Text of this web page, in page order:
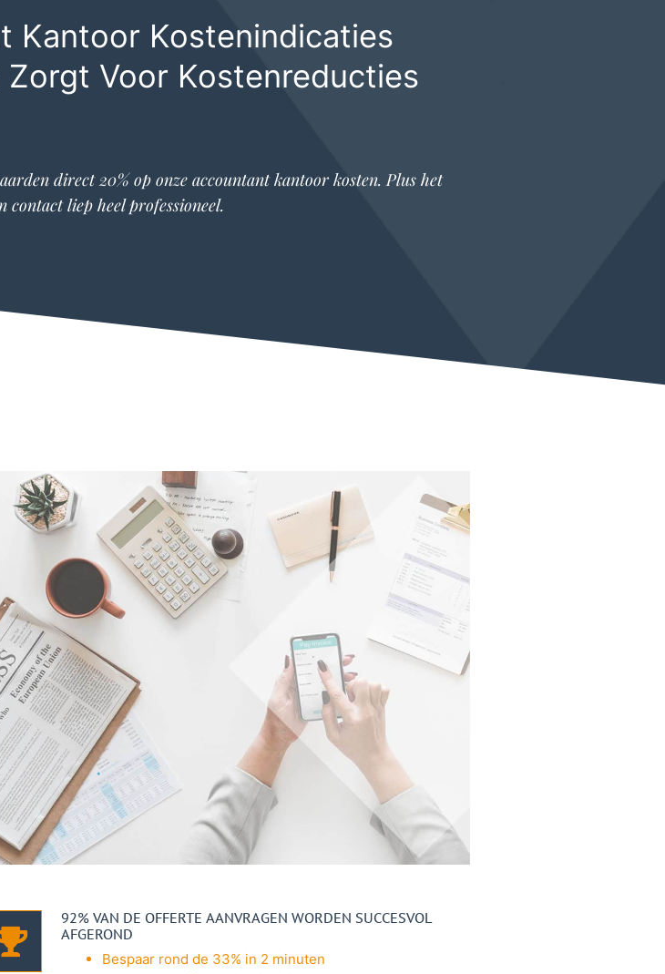
Kantoor Kostenindicaties
Zorgt Voor Kostenreducties
direct 20% op onze accountant kantoorkosten. Plus het
contact liep heel professioneel.
92% VAN DE OFFERTE AANVRAGEN WORDEN SUCCESVOL
AFGEROND
Bespaar rond de 33% in 2 minuten